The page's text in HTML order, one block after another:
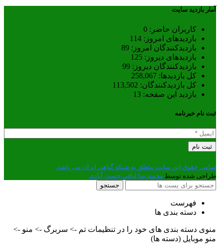
آمار بازدید سایت
کاربران حاضر: 0
بازدیدهای امروز: 114
بازدیدکنندگان امروز: 89
بازدیدهای دیروز: 125
بازدیدکنندگان دیروز: 99
کل بازدیدها: 258,067
کل بازدیدکنند‌گان: 113,502
بازدید این صفحه: 13
ثبت نام خبرنامه
تمامی حقوق این سایت متعلق به شبکه گیاهی ایران می باشد.
طراحی شده توسط محمدرضا لبافی حسین آبادی
جستجو
فهرست
دسته بندی ها
منوی دسته بندی های خود را در تنظیمات تم -> سربرگ -> منو ->
منو موبایل (دسته ها)